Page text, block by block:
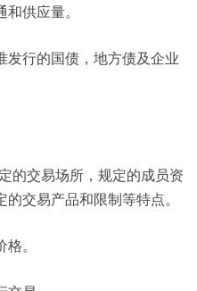
供应量。
发行的国债，地方债及企业
的交易场所，规定的成员资
交易产品和限制等特点。
。